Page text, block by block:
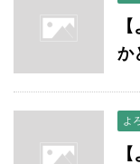
か
よ